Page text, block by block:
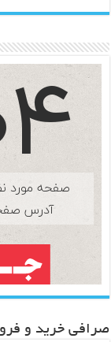
صرافی خرید و